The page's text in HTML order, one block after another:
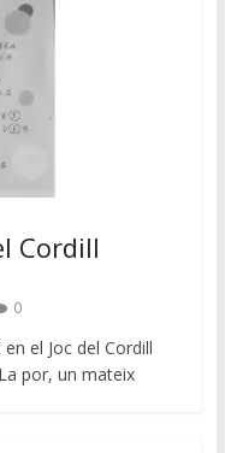
Cordill
0
el Joc del Cordill
por, un mateix